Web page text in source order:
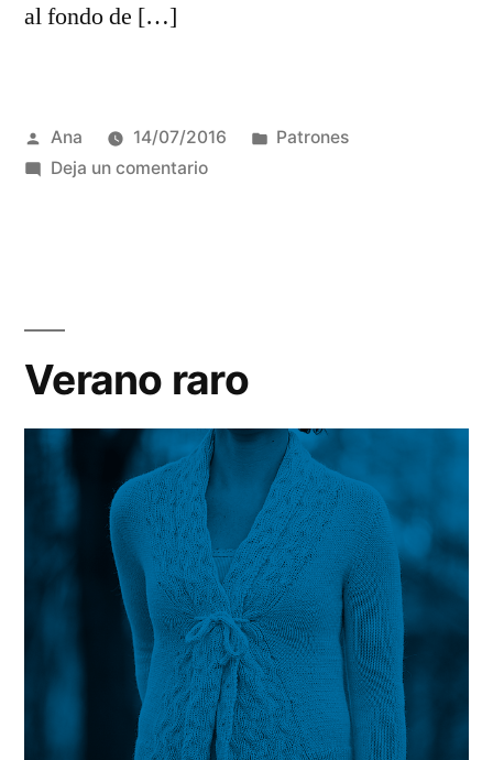
al fondo de […]
Publicada
por
Ana 14/07/2016
Publicada
Patrones
Deja un comentarioen
Verano raro